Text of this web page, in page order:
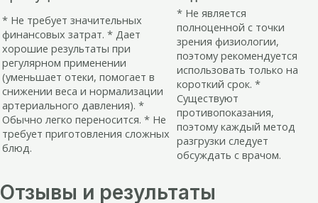
* Не требует значительных
финансовых затрат. * Дает
хорошие результаты при
регулярном применении
(уменьшает отеки, помогает в
снижении веса и нормализации
артериального давления). *
Обычно легко переносится. * Не
требует приготовления сложных
блюд.
* Не является
полноценной с точки
зрения физиологии,
поэтому рекомендуется
использовать только на
короткий срок. *
Существуют
противопоказания,
поэтому каждый метод
разгрузки следует
обсуждать с врачом.
Отзывы и результаты